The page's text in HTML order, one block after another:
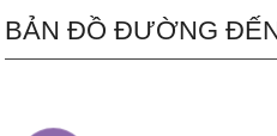
BẢN ĐỒ ĐƯỜNG